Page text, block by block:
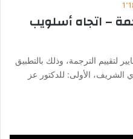
– اتجاه أسلويب
لتقييم الترجمة، وذلك بالتطبيق
الشريف، الأولى: للدكتور عز